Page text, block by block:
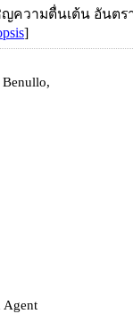
ความตื่นเต้น อันตร
]
,
Agent